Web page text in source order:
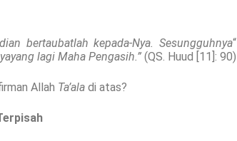
“
bertaubatlah kepada-Nya. Sesungguhnya
lagi Maha Pengasih.” (QS. Huud [11]: 90).
Allah Ta’ala di atas?